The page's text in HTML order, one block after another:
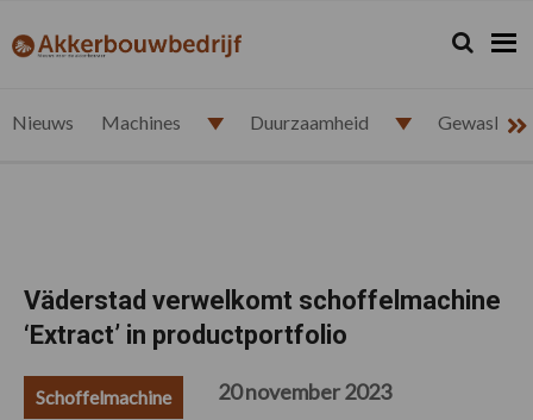
de
de
de
de
akkerbouwbedrijf.nl Zoeken...
Zoek
Nieuws Machines Duurzaamheid
Väderstad verwelkomt schoffelmachine
‘Extract’ in productportfolio
Schoffelmachine 20 november 2023